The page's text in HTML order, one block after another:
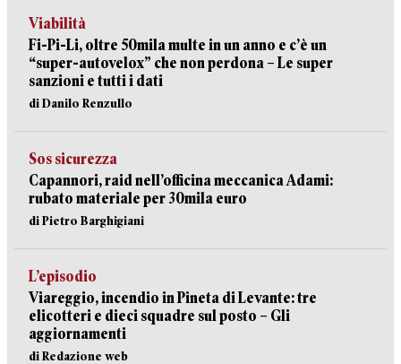
Viabilità
Fi-Pi-Li, oltre 50mila multe in un anno e c’è un
“super-autovelox” che non perdona – Le super
sanzioni e tutti i dati
di Danilo Renzullo
Sos sicurezza
Capannori, raid nell’officina meccanica Adami:
rubato materiale per 30mila euro
di Pietro Barghigiani
L’episodio
Viareggio, incendio in Pineta di Levante: tre
elicotteri e dieci squadre sul posto – Gli
aggiornamenti
di Redazione web